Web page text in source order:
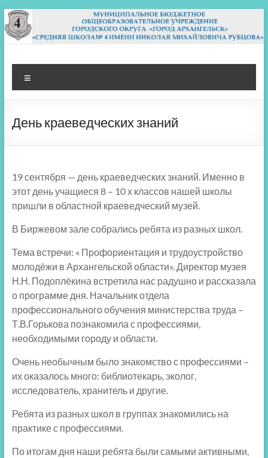
Перейти
к
содержимому
МБОУ СШ 4
Архангельск
День краеведческих знаний
19 сентября — день краеведческих знаний. Именно в
этот день учащиеся 8 – 10 х классов нашей школы
пришли в областной краеведческий музей.
В Биржевом зале собрались ребята из разных школ.
Тема встречи: « Профориентация и трудоустройство
молодёжи в Архангельской области». Директор музея
Н.Н. Подоплёкина встретила нас радушно и рассказала
о программе дня. Начальник отдела
профессионального обучения министерства труда –
Т.В.Горькова познакомила с профессиями,
необходимыми городу и области.
Очень необычным было знакомство с профессиями –
их оказалось много: библиотекарь, эколог,
исследователь, хранитель и другие.
Ребята из разных школ в группах знакомились на
практике с профессиями.
По итогам дня наши ребята были самыми активными,